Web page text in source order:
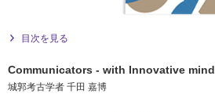
目次を見る
Communicators - with Innovative mind
城郭考古学者 千田 嘉博